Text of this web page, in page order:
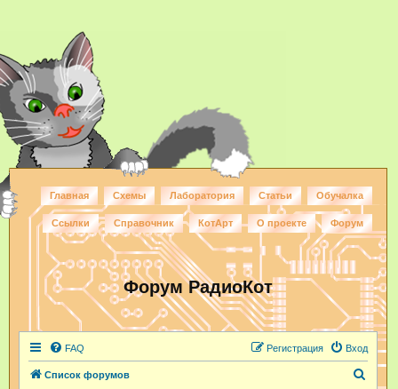
Главная Схемы Лаборатория Статьи Обучалка
Ссылки Справочник КотАрт О проекте Форум
Форум РадиоКот
FAQ Вход
Регистрация
Список форумов